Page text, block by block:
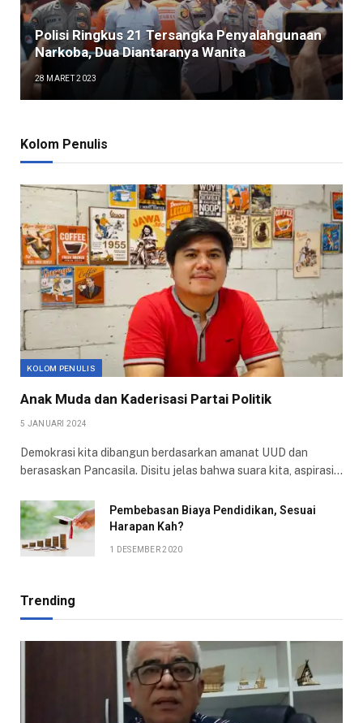
Polisi Ringkus 21 Tersangka Penyalahgunaan
Narkoba, Dua Diantaranya Wanita
28 MARET 2023
Kolom Penulis
KOLOM PENULIS
Anak Muda dan Kaderisasi Partai Politik
5 JANUARI 2024
Demokrasi kita dibangun berdasarkan amanat UUD dan
berasaskan Pancasila. Disitu jelas bahwa suara kita, aspirasi…
Pembebasan Biaya Pendidikan, Sesuai
Harapan Kah?
1 DESEMBER 2020
Trending